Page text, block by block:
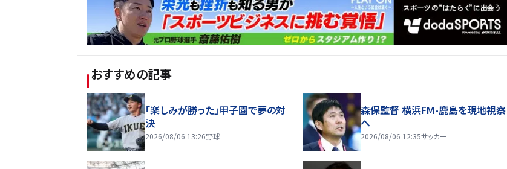
おすすめの記事
「楽しみが勝った」甲子園で夢の対
決
2026/08/06 13:26野球
森保監督 横浜FM-鹿島を現地視察
へ
2026/08/06 12:35サッカー